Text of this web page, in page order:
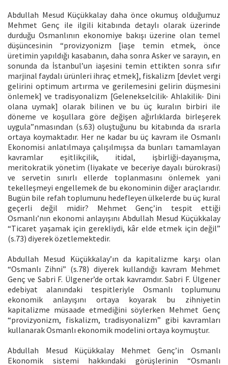
Abdullah Mesud Küçükkalay daha önce okumuş olduğumuz
Mehmet Genç ile ilgili kitabında detaylı olarak üzerinde
durduğu Osmanlının ekonomiye bakışı üzerine olan temel
düşüncesinin “provizyonizm [iaşe temin etmek, önce
üretimin yapıldığı kasabanın, daha sonra Asker ve sarayın, en
sonunda da İstanbul’un iaşesini temin ettikten sonra sıfır
marjinal faydalı ürünleri ihraç etmek], fiskalizm [devlet vergi
gelirini optimum artırma ve gerilemesini gelirin düşmesini
önlemek] ve tradisyonalizm [Gelenekselcilik- Ahlakilik- Dini
olana uymak] olarak bilinen ve bu üç kuralın birbiri ile
döneme ve koşullara göre değişen ağırlıklarda birleşerek
uygula”nmasından (s.63) oluştuğunu bu kitabında da ısrarla
ortaya koymaktadır. Her ne kadar bu üç kavram ile Osmanlı
Ekonomisi anlatılmaya çalışılmışsa da bunları tamamlayan
kavramlar eşitlikçilik, itidal, işbirliği-dayanışma,
meritokratik yönetim (liyakate ve beceriye dayalı bürokrasi)
ve servetin sınırlı ellerde toplanmasını önlemek yani
tekelleşmeyi engellemek de bu ekonominin diğer araçlarıdır.
Bugün bile refah toplumunu hedefleyen ülkelerde bu üç kural
geçerli değil midir? Mehmet Genç’in tespit ettiği
Osmanlı’nın ekonomi anlayışını Abdullah Mesud Küçükkalay
“Ticaret yaşamak için gerekliydi, kâr elde etmek için değil”
(s.73) diyerek özetlemektedir.
Abdullah Mesud Küçükkalay’ın da kapitalizme karşı olan
“Osmanlı Zihni” (s.78) diyerek kullandığı kavram Mehmet
Genç ve Sabri F. Ülgener’de ortak kavramdır. Sabri F. Ülgener
edebiyat alanındaki tespitleriyle Osmanlı toplumunu
ekonomik anlayışını ortaya koyarak bu zihniyetin
kapitalizme müsaade etmediğini söylerken Mehmet Genç
“provizyonizm, fiskalizm, tradisyonalizm” gibi kavramları
kullanarak Osmanlı ekonomik modelini ortaya koymuştur.
Abdullah Mesud Küçükkalay Mehmet Genç’in Osmanlı
Ekonomik sistemi hakkındaki görüşlerinin “Osmanlı